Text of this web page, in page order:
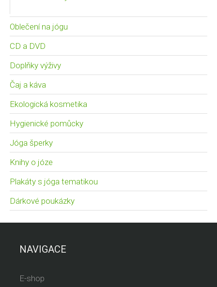
Oblečení na jógu
CD a DVD
Doplňky výživy
Čaj a káva
Ekologická kosmetika
Hygienické pomůcky
Jóga šperky
Knihy o józe
Plakáty s jóga tematikou
Dárkové poukázky
NAVIGACE
E-shop